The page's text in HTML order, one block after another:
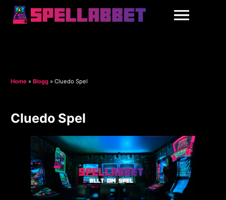
Home » Blogg » Cluedo Spel
Cluedo Spel